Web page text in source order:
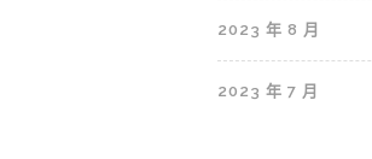
2023 年 8 月
2023 年 7 月